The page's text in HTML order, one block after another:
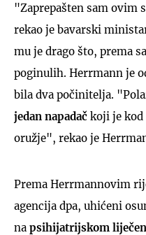
"Zaprepašten sam ovim
rekao je bavarski
mu je drago što, prema
poginulih. Herrmann je
bila dva počinitelja.
jedan napadač koji je kod
oružje", rekao je
Prema Herrmannovim
agencija dpa, uhićeni
na psihijatrijskom